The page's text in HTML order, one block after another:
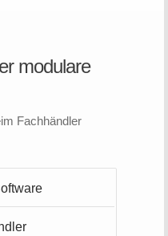
modulare
Fachhändler